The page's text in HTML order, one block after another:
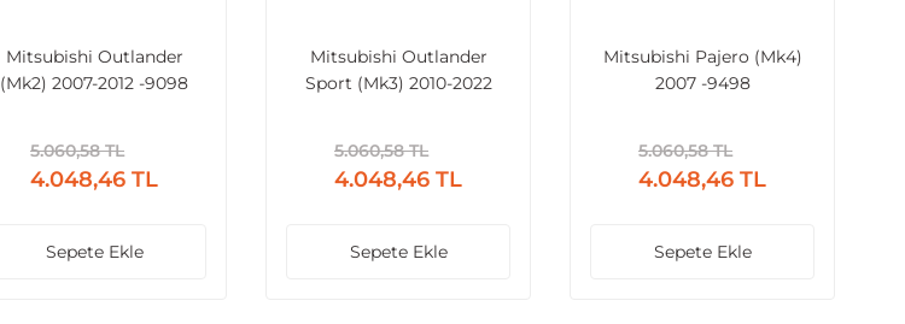
Mitsubishi Outlander
(Mk2) 2007-2012 -9098
5.060,58 TL
4.048,46 TL
Sepete Ekle
Mitsubishi Outlander
Sport (Mk3) 2010-2022
5.060,58 TL
4.048,46 TL
Sepete Ekle
Mitsubishi Pajero (Mk4)
2007 -9498
5.060,58 TL
4.048,46 TL
Sepete Ekle